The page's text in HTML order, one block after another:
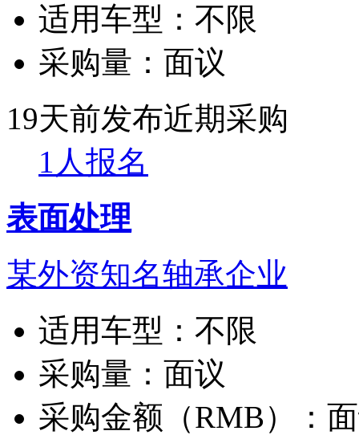
适用车型： 不限
采购量： 面议
19天前发布近期采购
1人报名
表面处理
某外资知名轴承企业
适用车型： 不限
采购量： 面议
采购金额（RMB）：